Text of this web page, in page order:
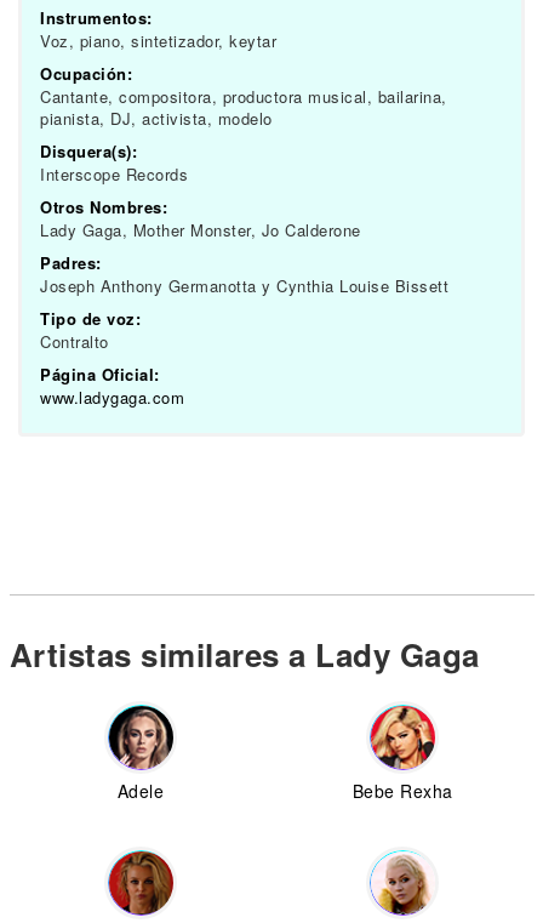
Instrumentos:
Voz, piano, sintetizador, keytar
Ocupación:
Cantante, compositora, productora musical, bailarina,
pianista, DJ, activista, modelo
Disquera(s):
Interscope Records
Otros Nombres:
Lady Gaga, Mother Monster, Jo Calderone
Padres:
Joseph Anthony Germanotta y Cynthia Louise Bissett
Tipo de voz:
Contralto
Página Oficial:
www.ladygaga.com
Artistas similares a Lady Gaga
Adele Bebe Rexha